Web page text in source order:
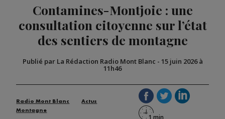
BIGARD
Contamines-Montjoie : une
consultation citoyenne sur l’état
des sentiers de montagne
Publié par La Rédaction Radio Mont Blanc - 15 juin 2026 à
11h46
Radio Mont Blanc
Actus
Montagne